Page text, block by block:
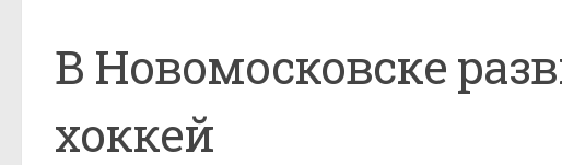
В Новомосковске
хоккей